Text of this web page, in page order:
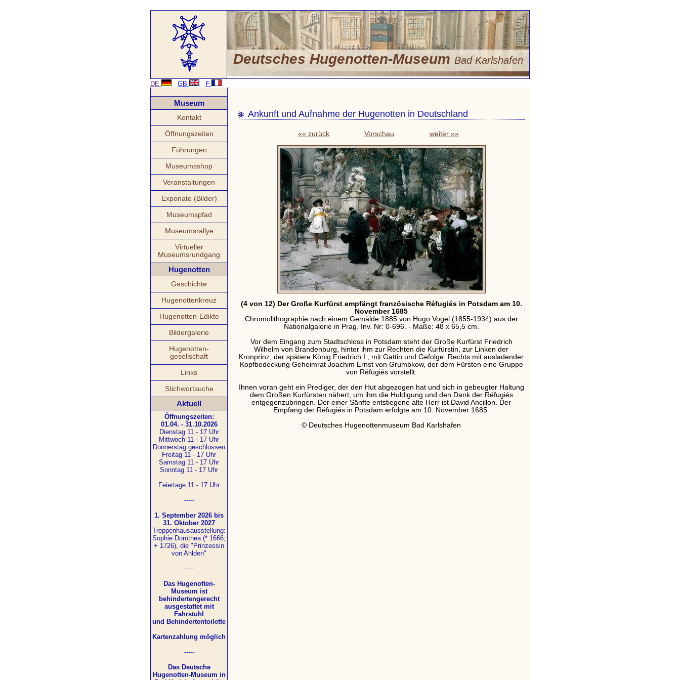
Deutsches Hugenotten-Museum Bad Karlshafen
DE GB F
Museum
Kontakt
Öffnungszeiten
Führungen
Museumsshop
Veranstaltungen
Exponate (Bilder)
Museumspfad
Museumsrallye
Virtueller
Museumsrundgang
Hugenotten
Geschichte
Hugenottenkreuz
Hugenotten-Edikte
Bildergalerie
Hugenotten-
gesellschaft
Links
Stichwortsuche
Aktuell
Öffnungszeiten:
01.04. - 31.10.2026
Dienstag 11 - 17 Uhr
Mittwoch 11 - 17 Uhr
Donnerstag geschlossen
Freitag 11 - 17 Uhr
Samstag 11 - 17 Uhr
Sonntag 11 - 17 Uhr
Feiertage 11 - 17 Uhr
-----
1. September 2026 bis
31. Oktober 2027
Treppenhausausstellung:
Sophie Dorothea (* 1666;
+ 1726), die "Prinzessin
von Ahlden"
-----
Das Hugenotten-
Museum ist
behindertengerecht
ausgestattet mit
Fahrstuhl
und Behindertentoilette
Kartenzahlung möglich
-----
Das Deutsche
Hugenotten-Museum in
Ankunft und Aufnahme der Hugenotten in Deutschland
«« zurück Vorschau weiter »»
(4 von 12) Der Große Kurfürst empfängt französische Réfugiés in Potsdam am 10.
November 1685
Chromolithographie nach einem Gemälde 1885 von Hugo Vogel (1855-1934) aus der
Nationalgalerie in Prag. Inv. Nr: 0-696. - Maße: 48 x 65,5 cm.
Vor dem Eingang zum Stadtschloss in Potsdam steht der Große Kurfürst Friedrich
Wilhelm von Brandenburg, hinter ihm zur Rechten die Kurfürstin, zur Linken der
Kronprinz, der spätere König Friedrich I., mit Gattin und Gefolge. Rechts mit ausladender
Kopfbedeckung Geheimrat Joachim Ernst von Grumbkow, der dem Fürsten eine Gruppe
von Réfugiés vorstellt.
Ihnen voran geht ein Prediger, der den Hut abgezogen hat und sich in gebeugter Haltung
dem Großen Kurfürsten nähert, um ihm die Huldigung und den Dank der Réfugiés
entgegenzubringen. Der einer Sänfte entstiegene alte Herr ist David Ancillon. Der
Empfang der Réfugiés in Potsdam erfolgte am 10. November 1685.
© Deutsches Hugenottenmuseum Bad Karlshafen